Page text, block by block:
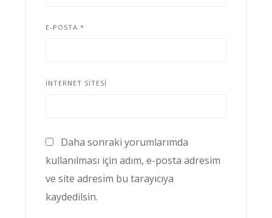
E-POSTA *
İNTERNET SITESI
Daha sonraki yorumlarımda
kullanılması için adım, e-posta adresim
ve site adresim bu tarayıcıya
kaydedilsin.